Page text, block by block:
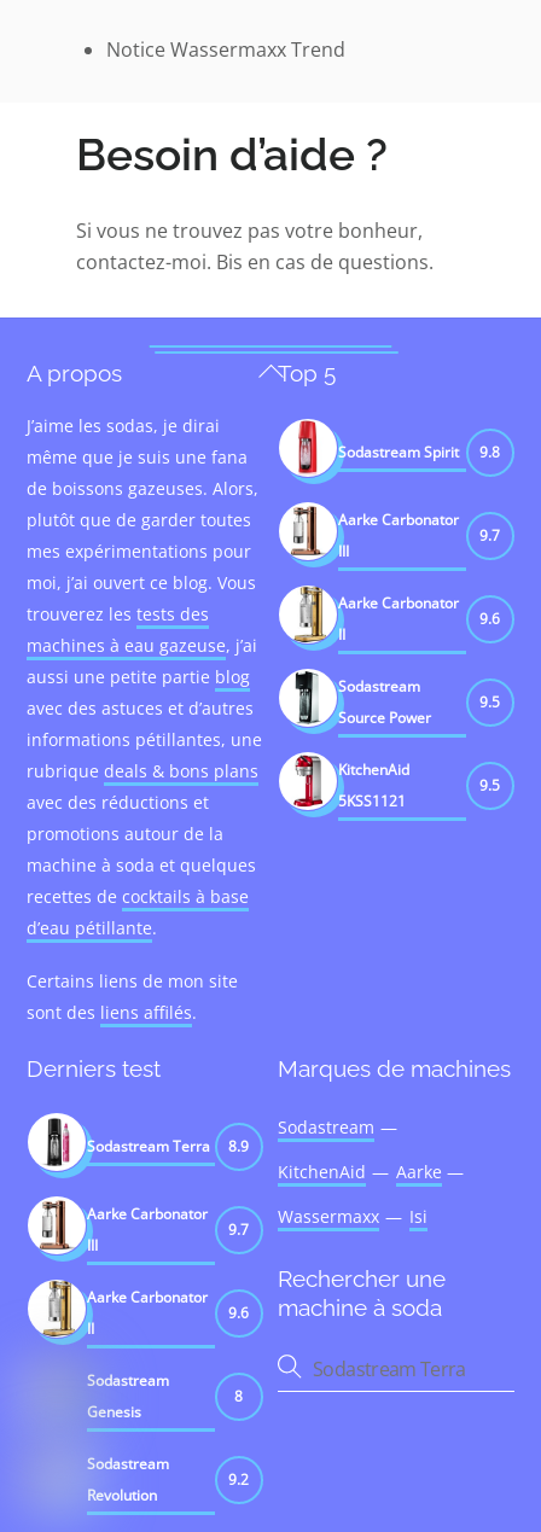
Notice Wassermaxx Trend
Besoin d’aide ?
Si vous ne trouvez pas votre bonheur,
contactez-moi. Bis en cas de questions.
Back
Top
A propos
J’aime les sodas, je dirai
même que je suis une fana
de boissons gazeuses. Alors,
plutôt que de garder toutes
mes expérimentations pour
moi, j’ai ouvert ce blog. Vous
trouverez lestests des
machines à eau gazeuse, j’ai
aussi une petite partie blog
avec des astuces et d’autres
informations pétillantes, une
rubrique deals & bons plans
avec des réductions et
promotions autour de la
machine à soda et quelques
recettes decocktails à base
d’eau pétillante.
Certains liens de mon site
sont des liens affilés.
Top 5
Sodastream Spirit 9.8
Aarke Carbonator
III
9.7
Aarke Carbonator
II
9.6
Sodastream
Source Power
9.5
KitchenAid
5KSS1121
9.5
Derniers test
Sodastream Terra 8.9
Aarke Carbonator
III
9.7
Aarke Carbonator
II
9.6
Sodastream
Genesis
8
Sodastream
Revolution
9.2
Marques de machines
Sodastream
KitchenAid
Aarke
Wassermaxx
Isi
Rechercher une
machine à soda